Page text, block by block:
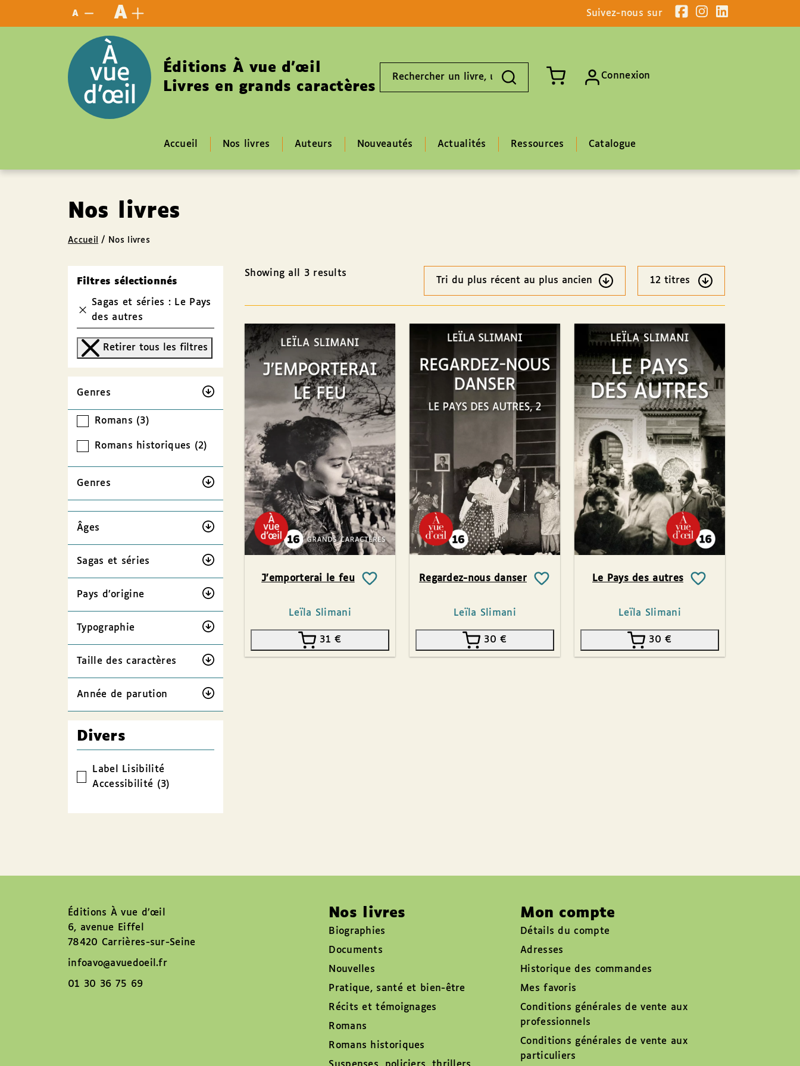
A A Suivez-nous sur
Éditions À vue d’œil
Livres en grands caractères livre,
Connexion
Accueil Nos livres Auteurs Nouveautés Actualités Ressources Catalogue
Nos livres
Accueil / Nos livres
Filtres sélectionnés
Sagas et séries : Le Pays
des autres
Retirer tous les filtres
Genres
Romans (3)
Romans historiques (2)
Genres
Âges
Sagas et séries
Pays d’origine
Typographie
Taille des caractères
Année de parution
Divers
Label Lisibilité
Accessibilité (3)
Showing all 3 results
Ordre
J’emporterai le feu
Leïla Slimani
31€
Regardez-nous danser
Leïla Slimani
30€
Le Pays des autres
Leïla Slimani
30€
Éditions À vue d’œil
6, avenue Eiffel
78420 Carrières-sur-Seine
infoavo@avuedoeil.fr
01 30 36 75 69
Nos livres
Biographies
Documents
Nouvelles
Pratique, santé et bien-être
Récits et témoignages
Romans
Romans historiques
Mon compte
Détails du compte
Adresses
Historique des commandes
Mes favoris
Conditions générales de vente aux
professionnels
Conditions générales de vente aux
particuliers
Panneau de gestion des cookies